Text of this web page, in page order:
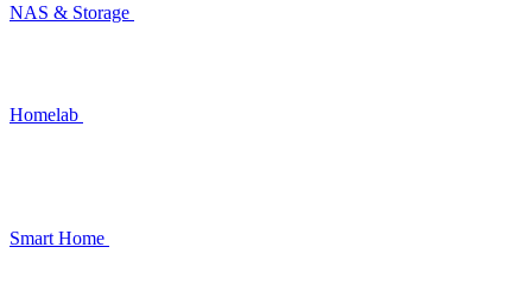
NAS & Storage
Homelab
Smart Home